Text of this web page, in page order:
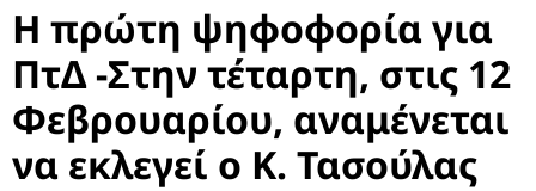
Η πρώτη ψηφοφορία για
ΠτΔ -Στην τέταρτη, στις 12
Φεβρουαρίου, αναμένεται
να εκλεγεί ο Κ. Τασούλας